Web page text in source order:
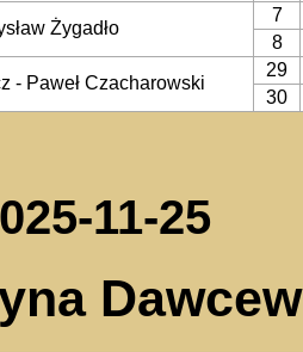
Żygadło
7
8
- Paweł Czacharowski
29
30
11-25